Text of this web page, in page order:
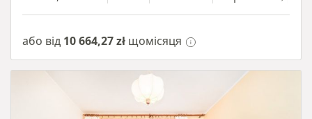
або від 10 664,27 zł щомісяця